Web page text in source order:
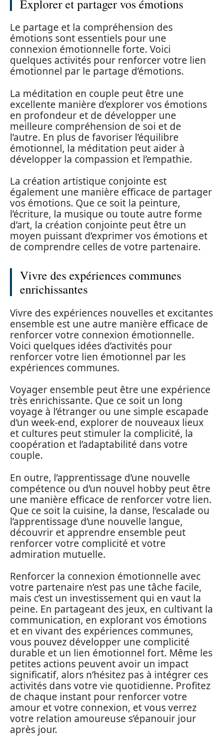
Explorer et partager vos émotions
Le partage et la compréhension des
émotions sont essentiels pour une
connexion émotionnelle forte. Voici
quelques activités pour renforcer votre lien
émotionnel par le partage d’émotions.
La méditation en couple peut être une
excellente manière d’explorer vos émotions
en profondeur et de développer une
meilleure compréhension de soi et de
l’autre. En plus de favoriser l’équilibre
émotionnel, la méditation peut aider à
développer la compassion et l’empathie.
La création artistique conjointe est
également une manière efficace de partager
vos émotions. Que ce soit la peinture,
l’écriture, la musique ou toute autre forme
d’art, la création conjointe peut être un
moyen puissant d’exprimer vos émotions et
de comprendre celles de votre partenaire.
Vivre des expériences communes
enrichissantes
Vivre des expériences nouvelles et excitantes
ensemble est une autre manière efficace de
renforcer votre connexion émotionnelle.
Voici quelques idées d’activités pour
renforcer votre lien émotionnel par les
expériences communes.
Voyager ensemble peut être une expérience
très enrichissante. Que ce soit un long
voyage à l’étranger ou une simple escapade
d’un week-end, explorer de nouveaux lieux
et cultures peut stimuler la complicité, la
coopération et l’adaptabilité dans votre
couple.
En outre, l’apprentissage d’une nouvelle
compétence ou d’un nouvel hobby peut être
une manière efficace de renforcer votre lien.
Que ce soit la cuisine, la danse, l’escalade ou
l’apprentissage d’une nouvelle langue,
découvrir et apprendre ensemble peut
renforcer votre complicité et votre
admiration mutuelle.
Renforcer la connexion émotionnelle avec
votre partenaire n’est pas une tâche facile,
mais c’est un investissement qui en vaut la
peine. En partageant des jeux, en cultivant la
communication, en explorant vos émotions
et en vivant des expériences communes,
vous pouvez développer une complicité
durable et un lien émotionnel fort. Même les
petites actions peuvent avoir un impact
significatif, alors n’hésitez pas à intégrer ces
activités dans votre vie quotidienne. Profitez
de chaque instant pour renforcer votre
amour et votre connexion, et vous verrez
votre relation amoureuse s’épanouir jour
après jour.